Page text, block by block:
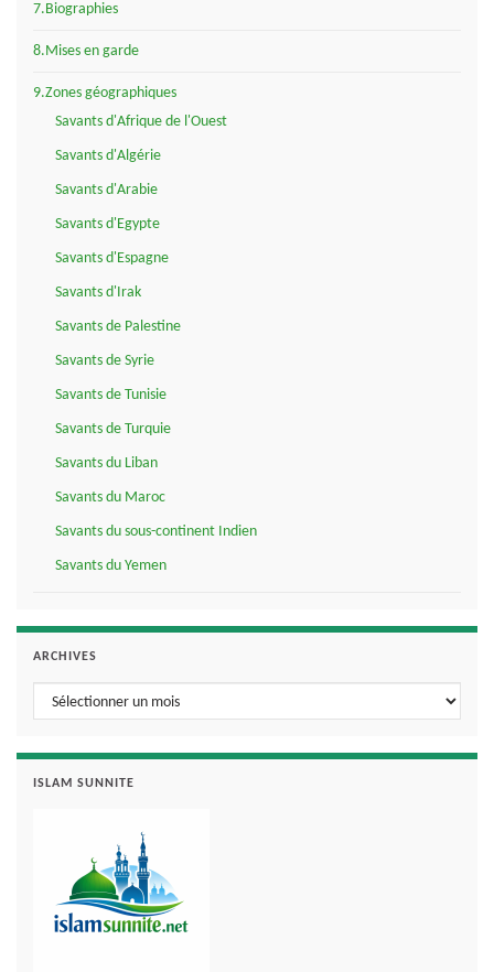
7.Biographies
8.Mises en garde
9.Zones géographiques
Savants d'Afrique de l'Ouest
Savants d'Algérie
Savants d'Arabie
Savants d'Egypte
Savants d'Espagne
Savants d'Irak
Savants de Palestine
Savants de Syrie
Savants de Tunisie
Savants de Turquie
Savants du Liban
Savants du Maroc
Savants du sous-continent Indien
Savants du Yemen
ARCHIVES
Archives
ISLAM SUNNITE